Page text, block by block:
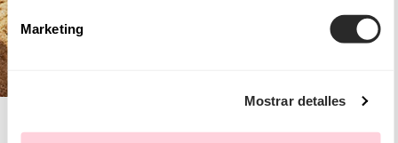
Marketing
Mostrar detalles